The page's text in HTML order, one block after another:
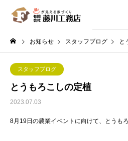
お知らせ スタッフブログ と
スタッフブログ
とうもろこしの定植
2023.07.03
8月19日の農業イベントに向けて、とうも